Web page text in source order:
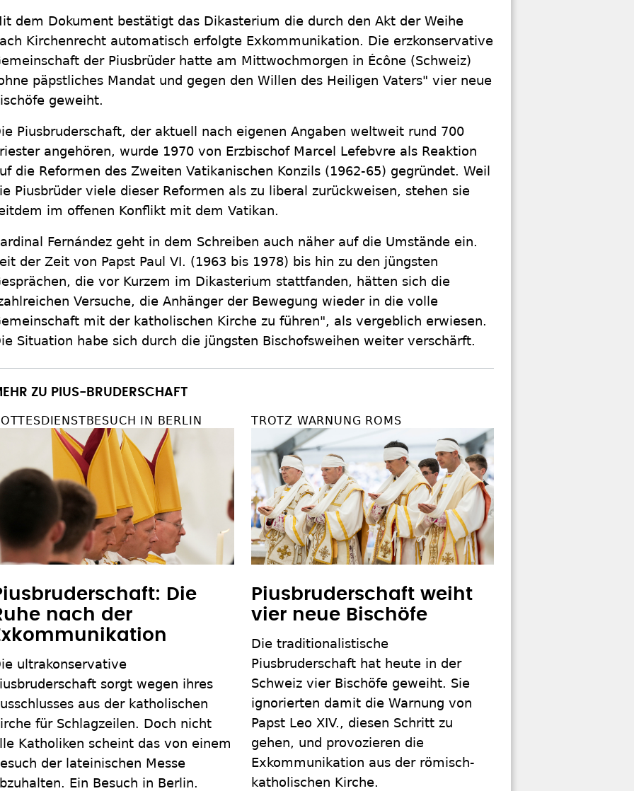
dem Dokument bestätigt das Dikasterium die durch den Akt der Weihe
Kirchenrecht automatisch erfolgte Exkommunikation. Die erzkonservative
der Piusbrüder hatte am Mittwochmorgen in Écône (Schweiz)
päpstliches Mandat und gegen den Willen des Heiligen Vaters" vier neue
geweiht.
Piusbruderschaft, der aktuell nach eigenen Angaben weltweit rund 700
angehören, wurde 1970 von Erzbischof Marcel Lefebvre als Reaktion
die Reformen des Zweiten Vatikanischen Konzils (1962-65) gegründet. Weil
Piusbrüder viele dieser Reformen als zu liberal zurückweisen, stehen sie
im offenen Konflikt mit dem Vatikan.
Fernández geht in dem Schreiben auch näher auf die Umstände ein.
der Zeit von Papst Paul VI. (1963 bis 1978) bis hin zu den jüngsten
die vor Kurzem im Dikasterium stattfanden, hätten sich die
Versuche, die Anhänger der Bewegung wieder in die volle
mit der katholischen Kirche zu führen", als vergeblich erwiesen.
Situation habe sich durch die jüngsten Bischofsweihen weiter verschärft.
ZU PIUS-BRUDERSCHAFT
IN BERLIN
Die
nach der
ultrakonservative
sorgt wegen ihres
aus der katholischen
für Schlagzeilen. Doch nicht
Katholiken scheint das von einem
der lateinischen Messe
Ein Besuch in Berlin.
TROTZ WARNUNG ROMS
Piusbruderschaft weiht
vier neue Bischöfe
Die traditionalistische
Piusbruderschaft hat heute in der
Schweiz vier Bischöfe geweiht. Sie
ignorierten damit die Warnung von
Papst Leo XIV., diesen Schritt zu
gehen, und provozieren die
Exkommunikation aus der römisch-
katholischen Kirche.